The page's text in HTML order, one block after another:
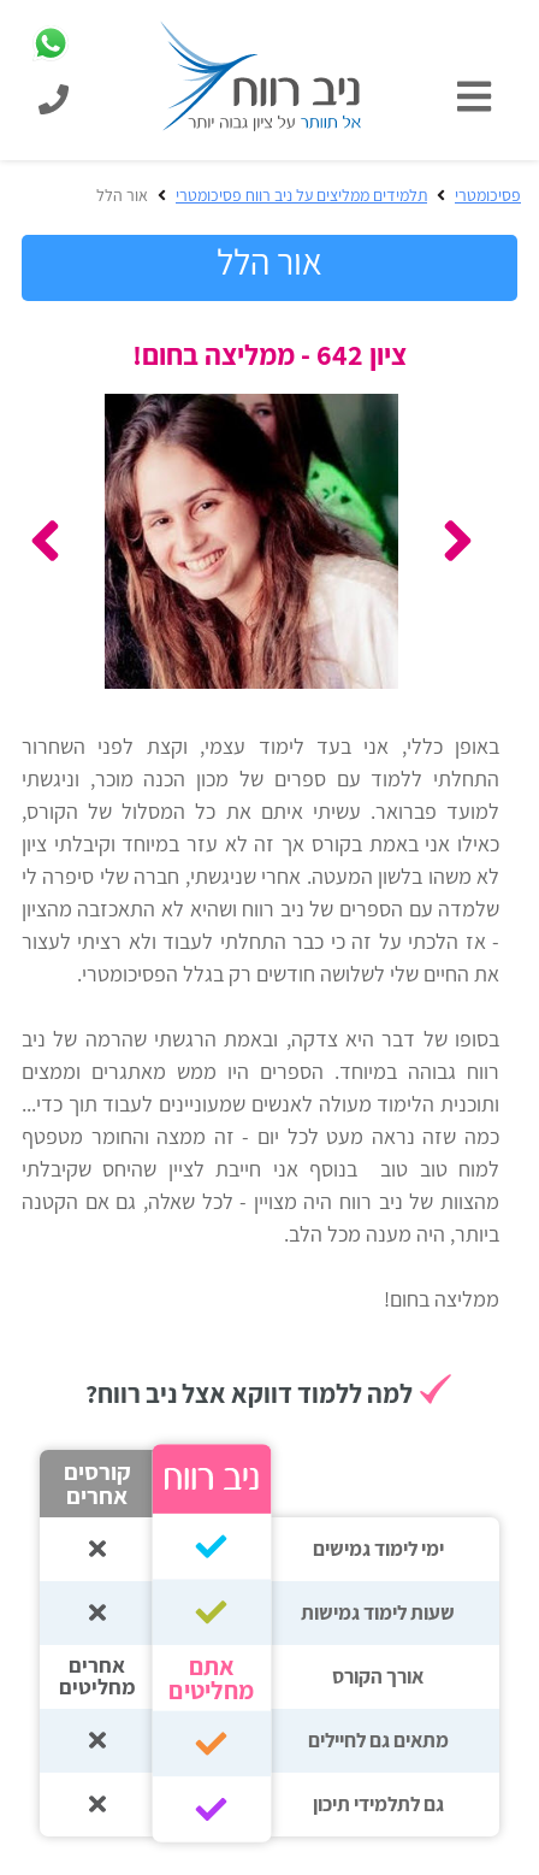
כניסת
תלמידים
מידע
כללי
קורסי
פסיכומטרי
ממליצים
המוצרים
מבית
רווח
הכנה
לצה"ל
וחטיבות
ביניים
הכנה
למבחני
מיון
לעבודה
ניב
רווח
חיפוש
לימודים
פסיכומטרי תלמידים ממליצים על ניב רווח פסיכומטרי אור הלל
אור הלל
ציון 642 - ממליצה בחום!
באופן כללי, אני בעד לימוד עצמי, וקצת לפני השחרור
התחלתי ללמוד עם ספרים של מכון הכנה מוכר, וניגשתי
למועד פברואר. עשיתי איתם את כל המסלול של הקורס,
כאילו אני באמת בקורס אך זה לא עזר במיוחד וקיבלתי ציון
לא משהו בלשון המעטה. אחרי שניגשתי, חברה שלי סיפרה לי
שלמדה עם הספרים של ניב רווח ושהיא לא התאכזבה מהציון
- אז הלכתי על זה כי כבר התחלתי לעבוד ולא רציתי לעצור
את החיים שלי לשלושה חודשים רק בגלל הפסיכומטרי.
בסופו של דבר היא צדקה, ובאמת הרגשתי שהרמה של ניב
רווח גבוהה במיוחד. הספרים היו ממש מאתגרים וממצים
ותוכנית הלימוד מעולה לאנשים שמעוניינים לעבוד תוך כדי...
כמה שזה נראה מעט לכל יום - זה ממצה והחומר מטפטף
למוח טוב טוב בנוסף אני חייבת לציין שהיחס שקיבלתי
מהצוות של ניב רווח היה מצויין - לכל שאלה, גם אם הקטנה
ביותר, היה מענה מכל הלב.
ממליצה בחום!
למה ללמוד דווקא אצל ניב רווח?
ימי לימוד גמישים
שעות לימוד גמישות
אורך הקורס
מתאים גם לחיילים
גם לתלמידי תיכון‎‏
אתם
מחליטים
קורסים
אחרים
אחרים
מחליטים